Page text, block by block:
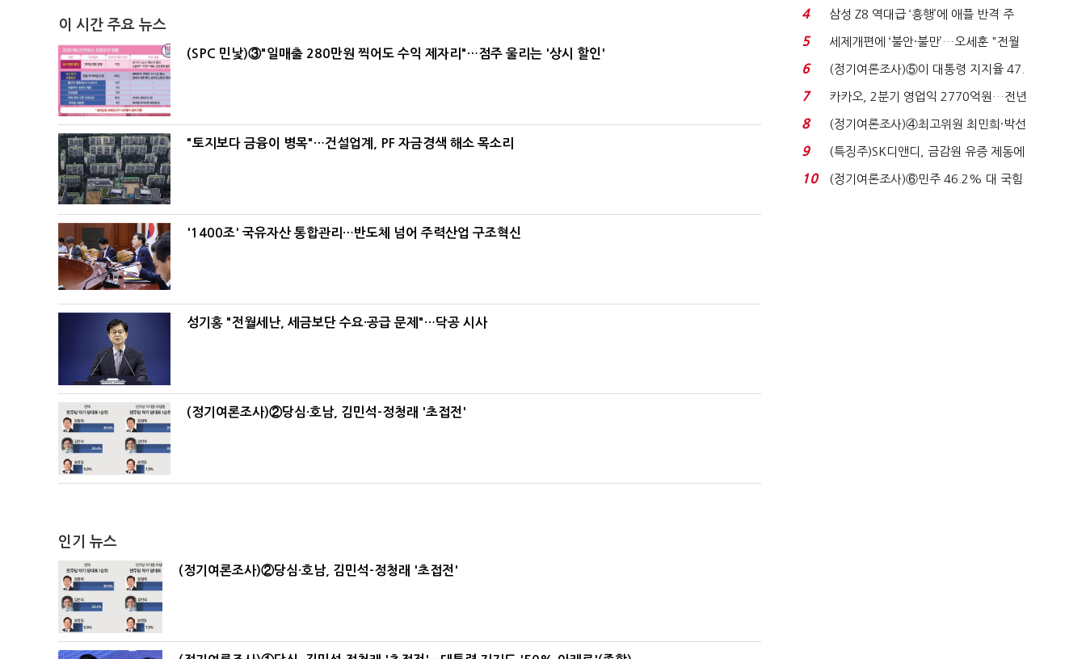
이 시간 주요 뉴스
(SPC 민낯)③"일매출 280만원 찍어도 수익 제자리"…점주 울리는 '상시 할인'
"토지보다 금융이 병목"…건설업계, PF 자금경색 해소 목소리
'1400조' 국유자산 통합관리…반도체 넘어 주력산업 구조혁신
성기홍 "전월세난, 세금보단 수요·공급 문제"…닥공 시사
(정기여론조사)②당심·호남, 김민석-정청래 '초접전'
인기 뉴스
(정기여론조사)②당심·호남, 김민석-정청래 '초접전'
로이터에 성명...
4
삼성 Z8 역대급 ‘흥행’에 애플 반격 주
목…9월 ‘폴...
5
세제개편에 ‘불안·불만’…오세훈 "전월
세 구하기 더 ...
6
(정기여론조사)⑤이 대통령 지지율 47.
7%…일주일 만에 ...
7
카카오, 2분기 영업익 2770억원…전년
비 36% 증가...
8
(정기여론조사)④최고위원 최민희·박선
원 '양강'…서미...
9
(특징주)SK디앤디, 금감원 유증 제동에
장 초반 상한가...
10
(정기여론조사)⑥민주 46.2% 대 국힘